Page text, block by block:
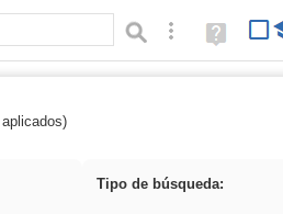
Búsqueda avanzada
Ayuda
(en
Tipo de búsqueda: